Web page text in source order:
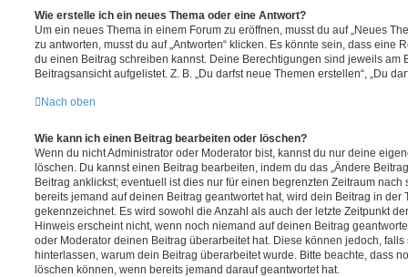
Wie erstelle ich ein neues Thema oder eine Antwort?
Um ein neues Thema in einem Forum zu eröffnen, musst du auf „Neues
zu antworten, musst du auf „Antworten“ klicken. Es könnte sein, dass eine
du einen Beitrag schreiben kannst. Deine Berechtigungen sind jeweils am
Beitragsansicht aufgelistet. Z. B. „Du darfst neue Themen erstellen“, „Du
Nach oben
Wie kann ich einen Beitrag bearbeiten oder löschen?
Wenn du nicht Administrator oder Moderator bist, kannst du nur deine
löschen. Du kannst einen Beitrag bearbeiten, indem du das „Ändere
Beitrag anklickst; eventuell ist dies nur für einen begrenzten Zeitraum
bereits jemand auf deinen Beitrag geantwortet hat, wird dein Beitrag in der
gekennzeichnet. Es wird sowohl die Anzahl als auch der letzte Zeitpunkt
Hinweis erscheint nicht, wenn noch niemand auf deinen Beitrag
oder Moderator deinen Beitrag überarbeitet hat. Diese können jedoch,
hinterlassen, warum dein Beitrag überarbeitet wurde. Bitte beachte, dass
löschen können, wenn bereits jemand darauf geantwortet hat.